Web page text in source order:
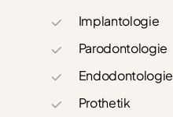
Implantologie
Parodontologie
Endodontologie
Prothetik